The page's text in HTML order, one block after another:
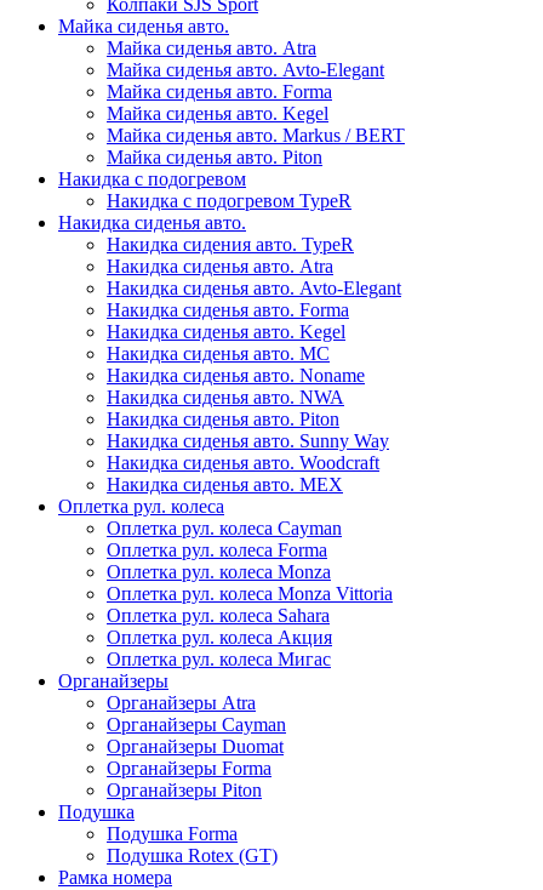
Колпаки SJS Sport
Майка сиденья авто.
Майка сиденья авто. Atra
Майка сиденья авто. Avto-Elegant
Майка сиденья авто. Forma
Майка сиденья авто. Kegel
Майка сиденья авто. Markus / BERT
Майка сиденья авто. Piton
Накидка с подогревом
Накидка с подогревом TypeR
Накидка сиденья авто.
Накидка сидения авто. TypeR
Накидка сиденья авто. Atra
Накидка сиденья авто. Avto-Elegant
Накидка сиденья авто. Forma
Накидка сиденья авто. Kegel
Накидка сиденья авто. MC
Накидка сиденья авто. Noname
Накидка сиденья авто. NWA
Накидка сиденья авто. Piton
Накидка сиденья авто. Sunny Way
Накидка сиденья авто. Woodcraft
Накидка сиденья авто. МЕХ
Оплетка рул. колеса
Оплетка рул. колеса Cayman
Оплетка рул. колеса Forma
Оплетка рул. колеса Monza
Оплетка рул. колеса Monza Vittoria
Оплетка рул. колеса Sahara
Оплетка рул. колеса Акция
Оплетка рул. колеса Мигас
Органайзеры
Органайзеры Atra
Органайзеры Cayman
Органайзеры Duomat
Органайзеры Forma
Органайзеры Piton
Подушка
Подушка Forma
Подушка Rotex (GT)
Рамка номера